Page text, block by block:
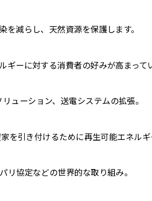
を減らし、天然資源を保護します。
ギーに対する消費者の好みが高まって
ューション、送電システムの拡張。
を引き付けるために再生可能エネルギ
リ協定などの世界的な取り組み。